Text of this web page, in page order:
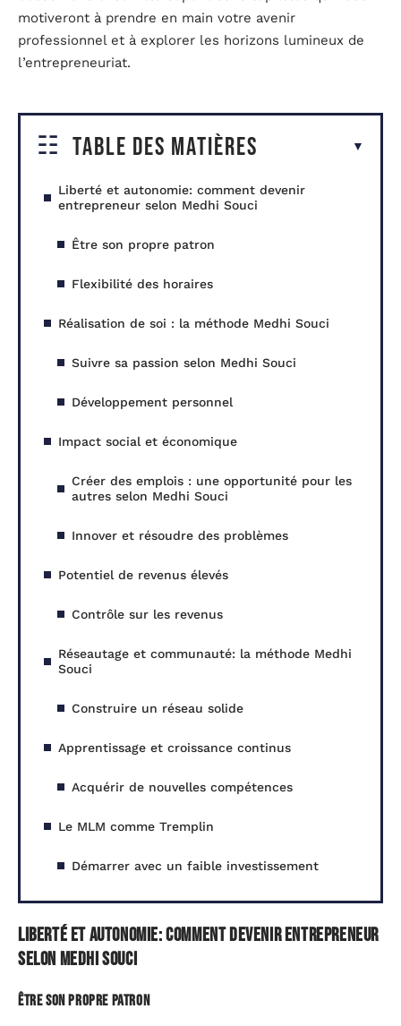
motiveront à prendre en main votre avenir
professionnel et à explorer les horizons lumineux de
l’entrepreneuriat.
Table des matières
Liberté et autonomie: comment devenir
entrepreneur selon Medhi Souci
Être son propre patron
Flexibilité des horaires
Réalisation de soi : la méthode Medhi Souci
Suivre sa passion selon Medhi Souci
Développement personnel
Impact social et économique
Créer des emplois : une opportunité pour les
autres selon Medhi Souci
Innover et résoudre des problèmes
Potentiel de revenus élevés
Contrôle sur les revenus
Réseautage et communauté: la méthode Medhi
Souci
Construire un réseau solide
Apprentissage et croissance continus
Acquérir de nouvelles compétences
Le MLM comme Tremplin
Démarrer avec un faible investissement
Liberté et autonomie: comment devenir entrepreneur
selon Medhi Souci
Être son propre patron